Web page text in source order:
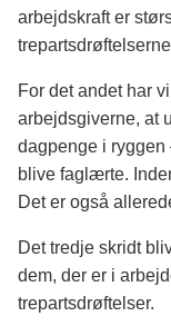
arbejdskraft er
For det andet har
arbejdsgiverne, at
dagpenge i ryggen
blive faglærte.
Det er også
Det tredje skridt
dem, der er i
trepartsdrøftelser.